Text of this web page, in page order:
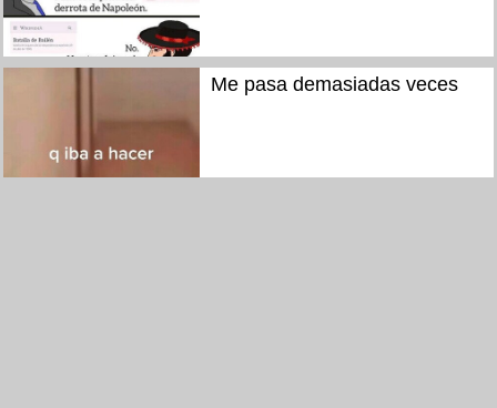
Me pasa demasiadas veces